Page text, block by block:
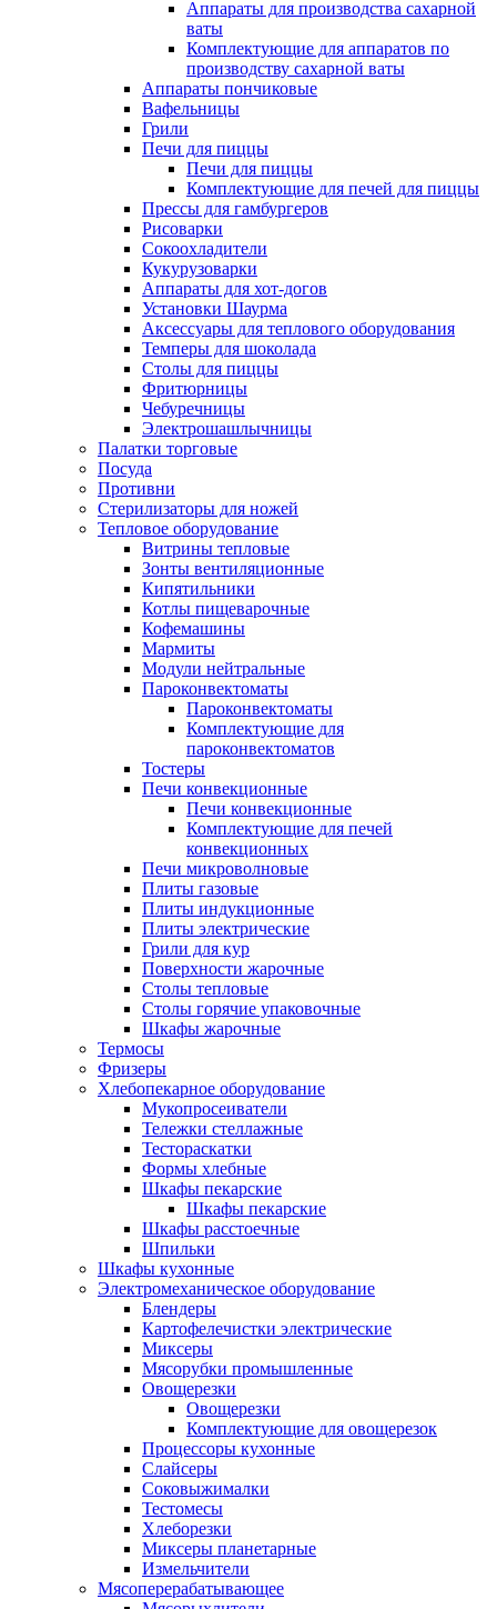
Аппараты для производства сахарной
ваты
Комплектующие для аппаратов по
производству сахарной ваты
Аппараты пончиковые
Вафельницы
Грили
Печи для пиццы
Печи для пиццы
Комплектующие для печей для пиццы
Прессы для гамбургеров
Рисоварки
Сокоохладители
Кукурузоварки
Аппараты для хот-догов
Установки Шаурма
Аксессуары для теплового оборудования
Темперы для шоколада
Столы для пиццы
Фритюрницы
Чебуречницы
Электрошашлычницы
Палатки торговые
Посуда
Противни
Стерилизаторы для ножей
Тепловое оборудование
Витрины тепловые
Зонты вентиляционные
Кипятильники
Котлы пищеварочные
Кофемашины
Мармиты
Модули нейтральные
Пароконвектоматы
Пароконвектоматы
Комплектующие для
пароконвектоматов
Тостеры
Печи конвекционные
Печи конвекционные
Комплектующие для печей
конвекционных
Печи микроволновые
Плиты газовые
Плиты индукционные
Плиты электрические
Грили для кур
Поверхности жарочные
Столы тепловые
Столы горячие упаковочные
Шкафы жарочные
Термосы
Фризеры
Хлебопекарное оборудование
Мукопросеиватели
Тележки стеллажные
Тестораскатки
Формы хлебные
Шкафы пекарские
Шкафы пекарские
Шкафы расстоечные
Шпильки
Шкафы кухонные
Электромеханическое оборудование
Блендеры
Картофелечистки электрические
Миксеры
Мясорубки промышленные
Овощерезки
Овощерезки
Комплектующие для овощерезок
Процессоры кухонные
Слайсеры
Соковыжималки
Тестомесы
Хлеборезки
Миксеры планетарные
Измельчители
Мясоперерабатывающее